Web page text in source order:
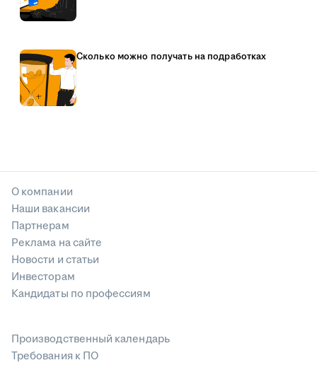
Сколько можно получать на подработках
О компании
Наши вакансии
Партнерам
Реклама на сайте
Новости и статьи
Инвесторам
Кандидаты по профессиям
Производственный календарь
Требования к ПО